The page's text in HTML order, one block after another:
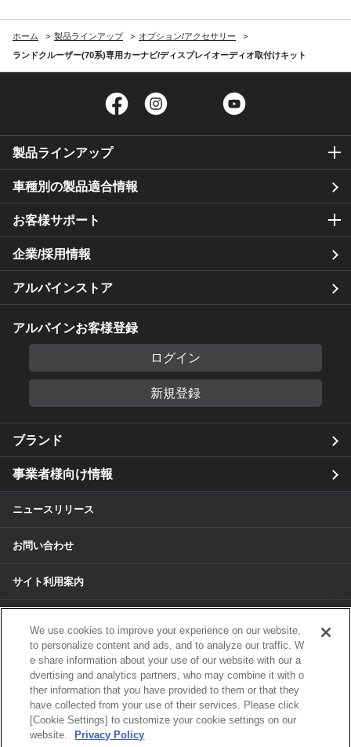
ホーム 製品ラインアップ
オプション/アクセサリー
ランドクルーザー(70系)専用カーナビ/ディスプレイオーディオ取付けキット
Facebook Twitter
製品ラインアップ
車種別の製品適合情報
お客様サポート
企業/採用情報
アルパインストア
アルパインお客様登録
ログイン
新規登録
ブランド
事業者様向け情報
ニュースリリース
お問い合わせ
サイト利用案内
個人情報のお取扱いについて
各種サービスの個人情報保護方針
サイトマップ
We use cookies to improve your experience on our website,
to personalize content and ads, and to analyze our traffic. W
e share information about your use of our website with our a
dvertising and analytics partners, who may combine it with o
ther information that you have provided to them or that they
have collected from your use of their services. Please click
[Cookie Settings] to customize your cookie settings on our
website.
Privacy Policy